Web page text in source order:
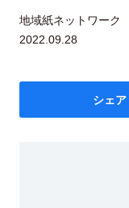
地域紙ネットワーク
2022.09.28
シェア